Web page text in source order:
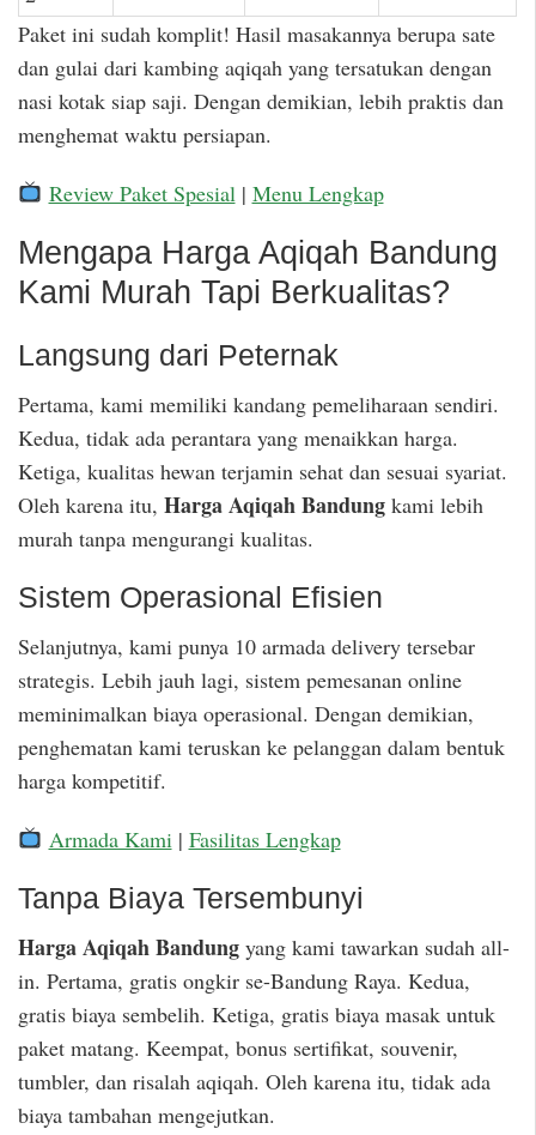
Paket ini sudah komplit! Hasil masakannya berupa sate
dan gulai dari kambing aqiqah yang tersatukan dengan
nasi kotak siap saji. Dengan demikian, lebih praktis dan
menghemat waktu persiapan.
Review Paket Spesial | Menu Lengkap
Mengapa Harga Aqiqah Bandung
Kami Murah Tapi Berkualitas?
Langsung dari Peternak
Pertama, kami memiliki kandang pemeliharaan sendiri.
Kedua, tidak ada perantara yang menaikkan harga.
Ketiga, kualitas hewan terjamin sehat dan sesuai syariat.
Oleh karena itu, Harga Aqiqah Bandung kami lebih
murah tanpa mengurangi kualitas.
Sistem Operasional Efisien
Selanjutnya, kami punya 10 armada delivery tersebar
strategis. Lebih jauh lagi, sistem pemesanan online
meminimalkan biaya operasional. Dengan demikian,
penghematan kami teruskan ke pelanggan dalam bentuk
harga kompetitif.
Armada Kami | Fasilitas Lengkap
Tanpa Biaya Tersembunyi
Harga Aqiqah Bandung yang kami tawarkan sudah all-
in. Pertama, gratis ongkir se-Bandung Raya. Kedua,
gratis biaya sembelih. Ketiga, gratis biaya masak untuk
paket matang. Keempat, bonus sertifikat, souvenir,
tumbler, dan risalah aqiqah. Oleh karena itu, tidak ada
biaya tambahan mengejutkan.